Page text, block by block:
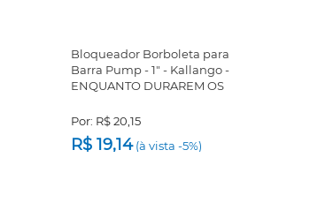
Bloqueador Borboleta para
Barra Pump - 1" - Kallango -
ENQUANTO DURAREM OS
Por: R$ 20,15
R$ 19,14(à vista -5%)